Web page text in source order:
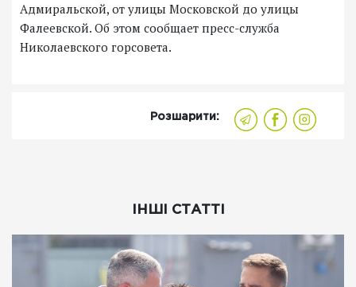
Адмиральской, от улицы Московской до улицы
Фалеевской. Об этом сообщает пресс-служба
Николаевского горсовета.
Розшарити:
ІНШІ СТАТТІ